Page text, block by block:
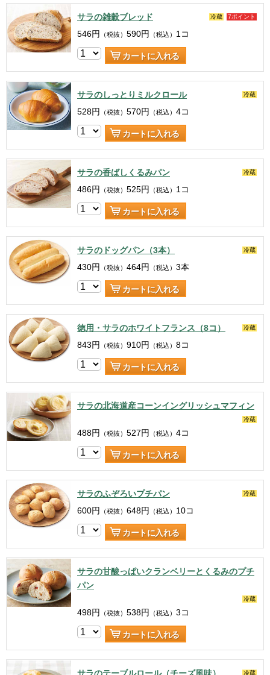
サラの雑穀ブレッド 7ポイント
冷蔵
546円 （税抜） 590円 （税込） 1コ
カートに入れる
サラのしっとりミルクロール 冷蔵
528円 （税抜） 570円 （税込） 4コ
カートに入れる
サラの香ばしくるみパン 冷蔵
486円 （税抜） 525円 （税込） 1コ
カートに入れる
サラのドッグパン（3本） 冷蔵
430円 （税抜） 464円 （税込） 3本
カートに入れる
徳用・サラのホワイトフランス（8コ） 冷蔵
843円 （税抜） 910円 （税込） 8コ
カートに入れる
サラの北海道産コーンイングリッシュマフィン
冷蔵
488円 （税抜） 527円 （税込） 4コ
カートに入れる
サラのふぞろいプチパン 冷蔵
600円 （税抜） 648円 （税込） 10コ
カートに入れる
サラの甘酸っぱいクランベリーとくるみのプチ
パン
冷蔵
498円 （税抜） 538円 （税込） 3コ
カートに入れる
冷蔵